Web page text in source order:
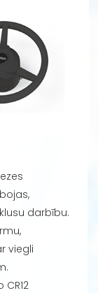
darbību.
viegli